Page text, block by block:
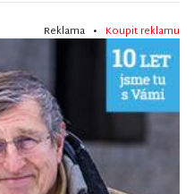
Reklama • Koupit reklamu